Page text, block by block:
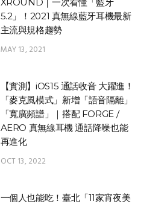
5.2」！2021 真無線藍牙耳機最新
主流與規格趨勢
MAY 13, 2021
【實測】iOS15 通話收音 大躍進！
「麥克風模式」新增「語音隔離」
「寬廣頻譜」｜搭配 FORGE /
AERO 真無線耳機 通話降噪也能
再進化
OCT 13, 2022
一個人也能吃！臺北「11家宵夜美